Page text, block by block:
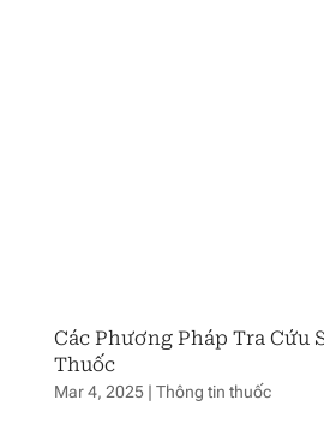
Các Phương Pháp Tra Cứu
Thuốc
Mar 4, 2025| Thông tin thuốc